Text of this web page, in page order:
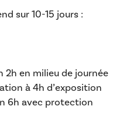
sur 10-15 jours :
2h en milieu de journée
à 4h d’exposition
6h avec protection